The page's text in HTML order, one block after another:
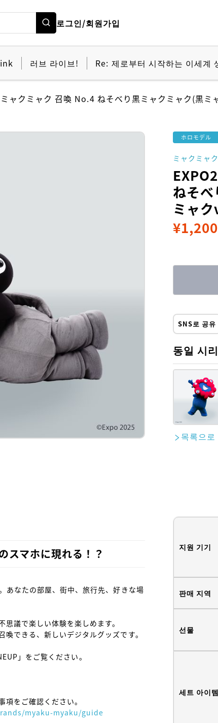
로그인/회원가입
러브 라이브! Re: 제로부터 시작하는 이세계
ャクミャク 召喚 No.4 ねそべり黒ミャクミャク(黒ミ
ホロモデル
ミャクミャク
ねそ
ミャ
¥1,200
SNS로 공유
동일 시
목록으로
スマホに現れる！？
あなたの部屋、街中、旅行先、好きな場
議で楽しい体験を楽しめます。
できる、新しいデジタルグッズです。
」をご覧ください。
myaku-myaku/guide
지원 기기
판매 지역
선물
세트 아이템